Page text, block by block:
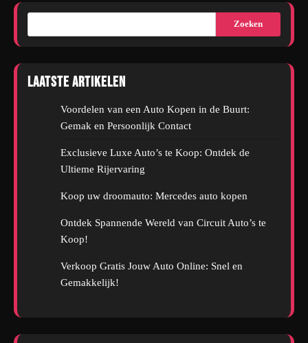
Zoeken
Laatste artikelen
Voordelen van een Auto Kopen in de Buurt:
Gemak en Persoonlijk Contact
Exclusieve Luxe Auto’s te Koop: Ontdek de
Ultieme Rijervaring
Koop uw droomauto: Mercedes auto kopen
Ontdek Spannende Wereld van Circuit Auto’s te
Koop!
Verkoop Gratis Jouw Auto Online: Snel en
Gemakkelijk!